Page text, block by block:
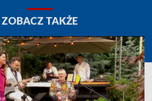
ZOBACZ TAKŻE